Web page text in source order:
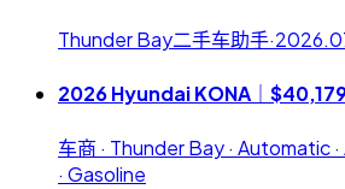
Thunder Bay二手车助手·
2026 Hyundai KONA｜
车商 · Thunder Bay · Automatic
· Gasoline